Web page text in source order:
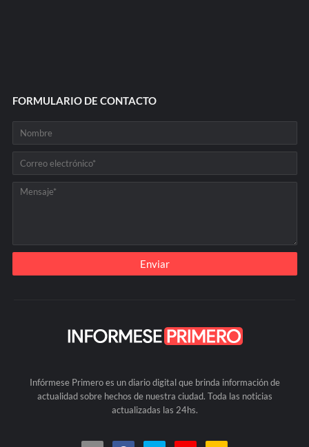
FORMULARIO DE CONTACTO
Infórmese Primero es un diario digital que brinda información de
actualidad sobre hechos de nuestra ciudad. Toda las noticias
actualizadas las 24hs.